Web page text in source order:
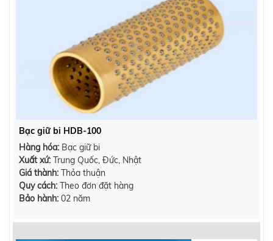
Bạc giữ bi HDB-100
Hàng hóa: Bạc giữ bi
Xuất xứ: Trung Quốc, Đức, Nhật
Giá thành: Thỏa thuận
Quy cách: Theo đơn đặt hàng
Bảo hành: 02 năm